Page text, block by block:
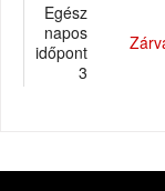
Egész
napos
időpont
3